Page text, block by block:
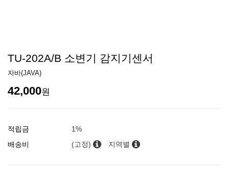
TU-202A/B 소변기 감지기센서
자바(JAVA)
42,000원
적립금
1%
배송비
(고정) 지역별